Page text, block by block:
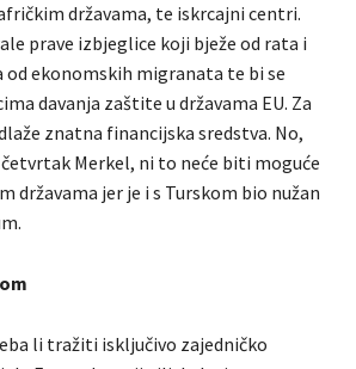
državama, te iskrcajni centri.
prave izbjeglice koji bježe od rata i
ekonomskih migranata te bi se
davanja zaštite u državama EU. Za
znatna financijska sredstva. No,
Merkel, ni to neće biti moguće
državama jer je i s Turskom bio nužan
li tražiti isključivo zajedničko